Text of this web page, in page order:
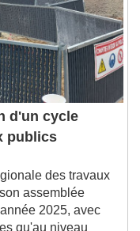
d'un cycle
des travaux
assemblée
2025, avec